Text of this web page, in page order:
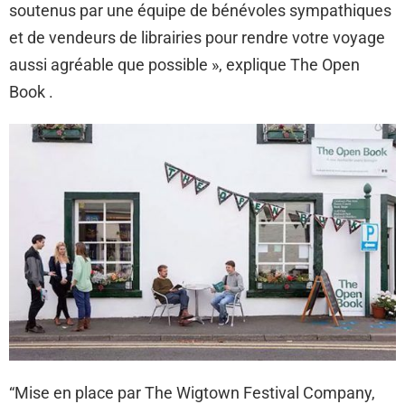
soutenus par une équipe de bénévoles sympathiques
et de vendeurs de librairies pour rendre votre voyage
aussi agréable que possible », explique The Open
Book .
“Mise en place par The Wigtown Festival Company,